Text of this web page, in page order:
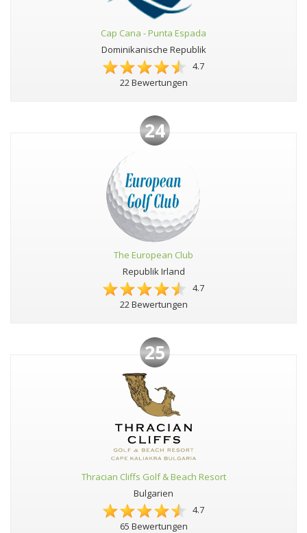
Cap Cana - Punta Espada
Dominikanische Republik
4.7
22 Bewertungen
24
The European Club
Republik Irland
4.7
22 Bewertungen
25
Thracian Cliffs Golf & Beach Resort
Bulgarien
4.7
65 Bewertungen